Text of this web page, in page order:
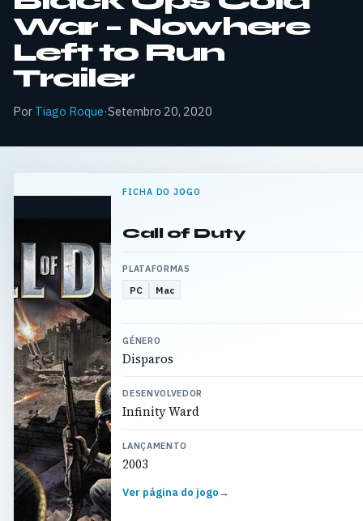
War – Nowhere
Left to Run
Trailer
Por Tiago Roque·Setembro 20, 2020
FICHA DO JOGO
Call of Duty
PLATAFORMAS
PC Mac
GÉNERO
Disparos
DESENVOLVEDOR
Infinity Ward
LANÇAMENTO
2003
Ver página do jogo→